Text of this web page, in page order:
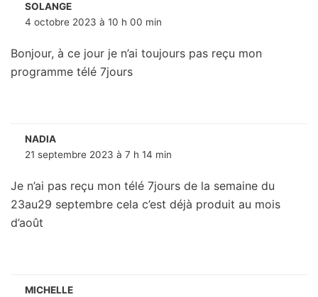
SOLANGE
4 octobre 2023 à 10 h 00 min
Bonjour, à ce jour je n’ai toujours pas reçu mon
programme télé 7jours
NADIA
21 septembre 2023 à 7 h 14 min
Je n’ai pas reçu mon télé 7jours de la semaine du
23au29 septembre cela c’est déjà produit au mois
d’août
MICHELLE